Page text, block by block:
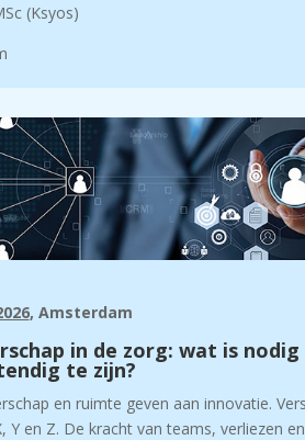
(Ksyos)
, Amsterdam
in de zorg: wat is nodig
te zijn?
en ruimte geven aan innovatie.
Y en Z. De kracht van teams, verliezen